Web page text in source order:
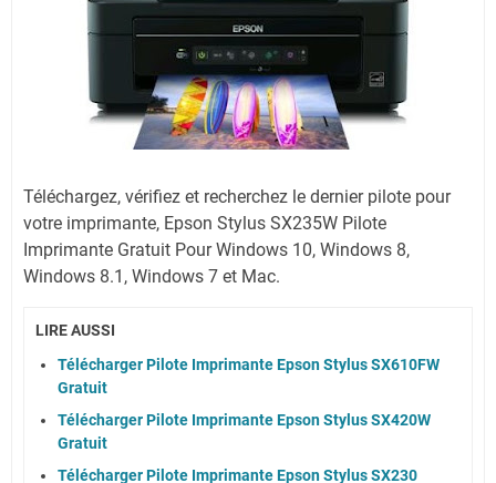
Téléchargez, vérifiez et recherchez le dernier pilote pour
votre imprimante, Epson Stylus SX235W Pilote
Imprimante Gratuit Pour Windows 10, Windows 8,
Windows 8.1, Windows 7 et Mac.
LIRE AUSSI
Télécharger Pilote Imprimante Epson Stylus SX610FW
Gratuit
Télécharger Pilote Imprimante Epson Stylus SX420W
Gratuit
Télécharger Pilote Imprimante Epson Stylus SX230